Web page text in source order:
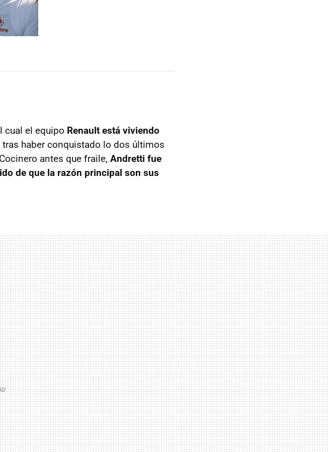
cual el equipo Renault está viviendo
tras haber conquistado lo dos últimos
antes que fraile, Andretti fue
de que la razón principal son sus